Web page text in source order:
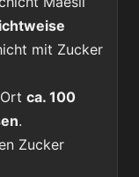
mit Zucker
ca. 100
.
Zucker